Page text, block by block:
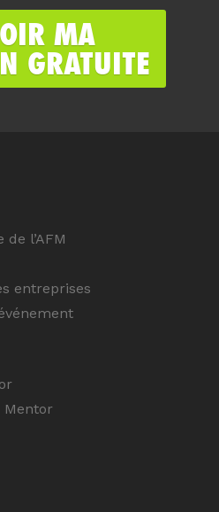
l’AFM
entreprises
Mentor